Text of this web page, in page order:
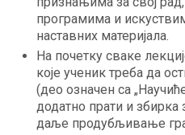
програмима и
наставних материјала.
На почетку сваке
које ученик треба да
(део означен са
додатно прати и збирка
даље продубљивање